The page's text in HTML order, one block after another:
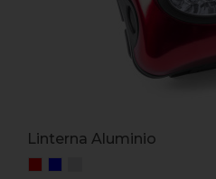
Linterna Aluminio